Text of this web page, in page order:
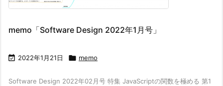
memo「Software Design 2022年1月号」
 2022年1月21日  memo
Software Design 2022年02月号 特集 JavaScriptの関数を極める 第1